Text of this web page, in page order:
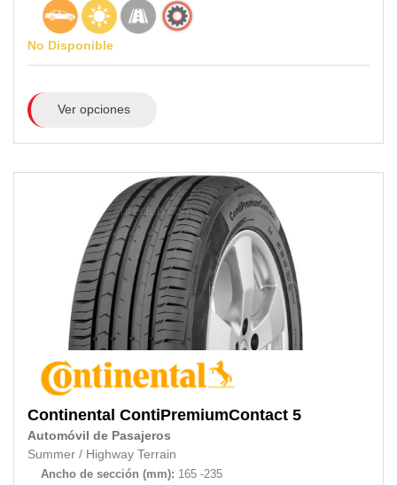
No Disponible
Ver opciones
Continental ContiPremiumContact 5
Automóvil de Pasajeros
Summer / Highway Terrain
Ancho de sección (mm): 165 -235